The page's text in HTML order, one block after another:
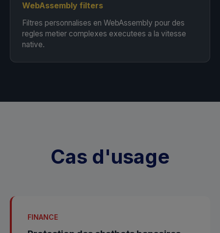
WebAssembly filters
Filtres personnalises en WebAssembly pour des
regles metier complexes executees a la vitesse
native.
Cas d'usage
FINANCE